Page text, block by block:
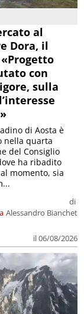
al
Dora, il
con
sulla
di
Alessandro Bianchet
il 06/08/2026
di Aosta è
nella quarta
del Consiglio
ha ribadito
momento, sia